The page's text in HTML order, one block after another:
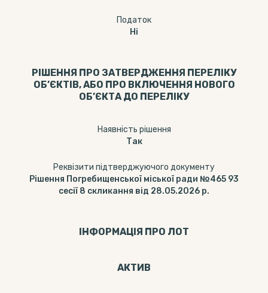
Податок
Ні
РІШЕННЯ ПРО ЗАТВЕРДЖЕННЯ ПЕРЕЛІКУ
ОБ’ЄКТІВ, АБО ПРО ВКЛЮЧЕННЯ НОВОГО
ОБ’ЄКТА ДО ПЕРЕЛІКУ
Наявність рішення
Так
Реквізити підтверджуючого документу
Рішення Погребищенської міської ради №465 93
сесії 8 скликання від 28.05.2026 р.
ІНФОРМАЦІЯ ПРО ЛОТ
АКТИВ